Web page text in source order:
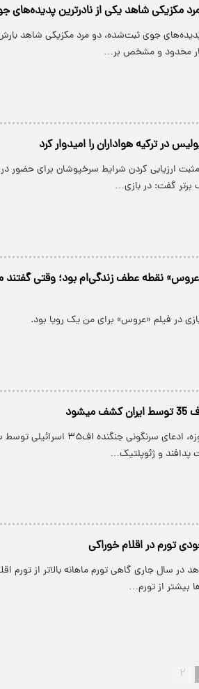
مرد مکزیکی شاهد یکی از نادرترین
پدیده‌های جوی ثبت‌شده، دو مرد مکزیکی شاهد
محدود و مشخص بر…
در ترکیه هواداران را امیدوار کرد
مثبت ارزیابی کردن شرایط سرخپوشان برای حضور
برتر گفت: در بازی…
نقطه عطف زندگی‌ام بود؛ وقتی گفتند
در فیلم «عروس» برای من یک رویا بود.
در جریان جنگ ۱۲ روزه، ادعای سرنگونی
پدافند و ژئوپلتیک…
تورم در اقلام خوراکی
در سال جاری گاهی تورم ماهانه بالاتر از تورم
بیشتر از تورم…
۲